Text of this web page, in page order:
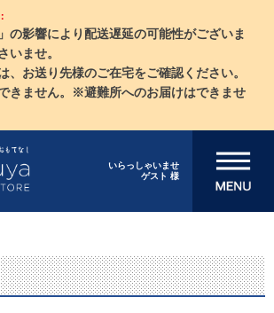
の影響により配送遅延の可能性がございま
いませ。
、お送り先様のご在宅をご確認ください。
きません。※避難所へのお届けはできませ
いらっしゃいませ
ゲスト 様
メニューを開